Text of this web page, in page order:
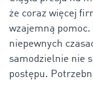
że coraz więcej
wzajemną pomoc.
niepewnych
samodzielnie nie
postępu.